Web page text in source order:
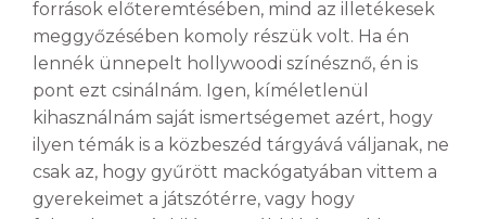
források előteremtésében, mind az illetékesek
meggyőzésében komoly részük volt. Ha én
lennék ünnepelt hollywoodi színésznő, én is
pont ezt csinálnám. Igen, kíméletlenül
kihasználnám saját ismertségemet azért, hogy
ilyen témák is a közbeszéd tárgyává váljanak, ne
csak az, hogy gyűrött mackógatyában vittem a
gyerekeimet a játszótérre, vagy hogy